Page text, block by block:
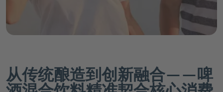
chevron_right
水
chevron_right
食品行业概览页
chevron_left回到 "市场"
chevron_right
chevron_left
软饮料和水概览页
运动饮料
天然口感和香料解决方案 chevron_right
天然口感和香料解决方案概览页
chevron_left回到 "我们的产品组合"
组织形成剂
文化检验C
德乐介绍 chevron_right
德乐介绍概览页
Innovation Platform
从传统酿造到创新融合——啤